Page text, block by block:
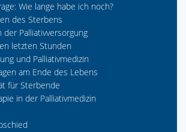
Wie lange habe ich noch?
des Sterbens
der Palliativversorgung
letzten Stunden
und Palliativmedizin
am Ende des Lebens
für Sterbende
in der Palliativmedizin